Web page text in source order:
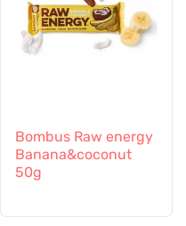
Bombus Raw energy
Banana&coconut
50g